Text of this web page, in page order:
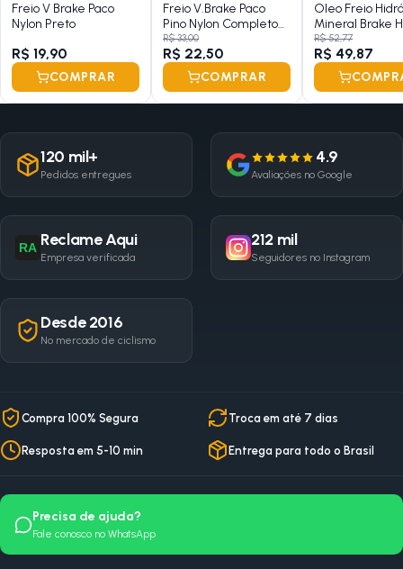
Freio V Brake Paco
Nylon Preto
R$ 19,90
COMPRAR
Freio V.Brake Paco
Pino Nylon Completo
Sem Maçaneta
R$ 33,00
R$ 22,50
COMPRAR
Oleo Freio
Mineral Brake
200ml
R$ 52,77
R$ 49,87
120 mil+
Pedidos entregues
4.9
Avaliações no Google
RA Reclame Aqui
Empresa verificada
212 mil
Seguidores no Instagram
Desde 2016
No mercado de ciclismo
Compra 100% Segura Troca em até 7 dias
Resposta em 5-10 min Entrega para todo o Brasil
Precisa de ajuda?
Fale conosco no WhatsApp